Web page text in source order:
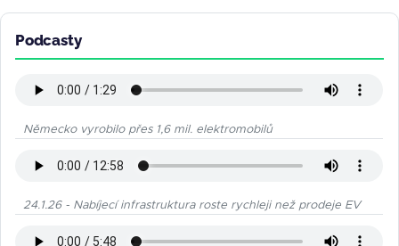
Podcasty
Německo vyrobilo přes 1,6 mil. elektromobilů
24.1.26 - Nabíjecí infrastruktura roste rychleji než prodeje EV